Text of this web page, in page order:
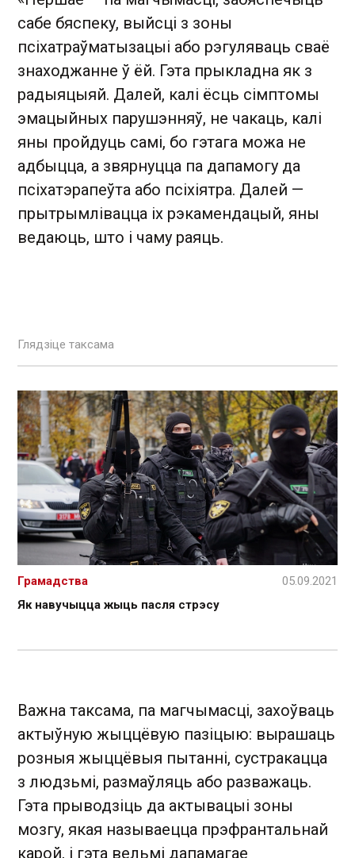
сабе бяспеку, выйсці з зоны
псіхатраўматызацыі або рэгуляваць сваё
знаходжанне ў ёй. Гэта прыкладна як з
радыяцыяй. Далей, калі ёсць сімптомы
эмацыйных парушэнняў, не чакаць, калі
яны пройдуць самі, бо гэтага можа не
адбыцца, а звярнуцца па дапамогу да
псіхатэрапеўта або псіхіятра. Далей —
прытрымлівацца іх рэкамендацый, яны
ведаюць, што і чаму раяць.
Глядзіце таксама
Як навучыцца жыць пасля стрэсу
Грамадства 05.09.2021
Важна таксама, па магчымасці, захоўваць
актыўную жыццёвую пазіцыю: вырашаць
розныя жыццёвыя пытанні, сустракацца
з людзьмі, размаўляць або разважаць.
Гэта прыводзіць да актывацыі зоны
мозгу, якая называецца прэфрантальнай
карой, і гэта вельмі дапамагае